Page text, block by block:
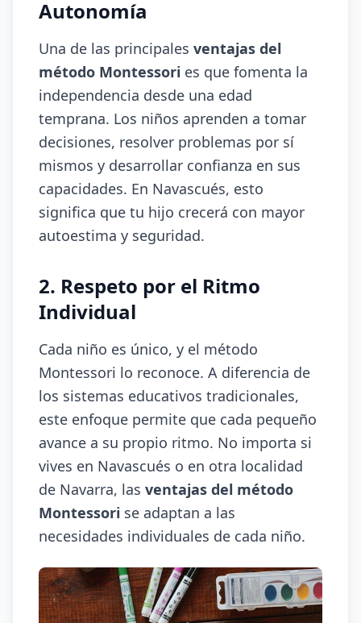
Autonomía
Una de las principales ventajas del
método Montessori es que fomenta la
independencia desde una edad
temprana. Los niños aprenden a tomar
decisiones, resolver problemas por sí
mismos y desarrollar confianza en sus
capacidades. En Navascués, esto
significa que tu hijo crecerá con mayor
autoestima y seguridad.
2. Respeto por el Ritmo
Individual
Cada niño es único, y el método
Montessori lo reconoce. A diferencia de
los sistemas educativos tradicionales,
este enfoque permite que cada pequeño
avance a su propio ritmo. No importa si
vives en Navascués o en otra localidad
de Navarra, las ventajas del método
Montessori se adaptan a las
necesidades individuales de cada niño.